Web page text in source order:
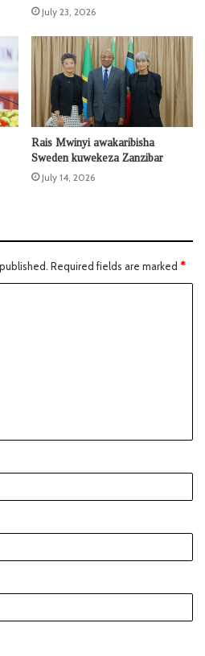
July 23, 2026
Rais Mwinyi awakaribisha
Sweden kuwekeza Zanzibar
July 14, 2026
Required fields are marked *